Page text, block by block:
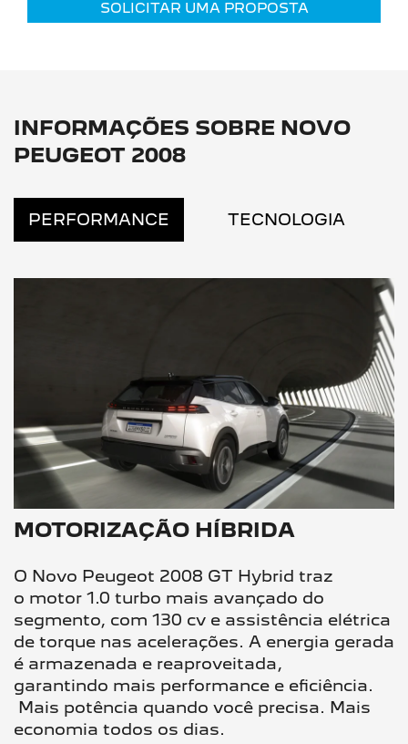
SOLICITAR UMA PROPOSTA
INFORMAÇÕES SOBRE NOVO
PEUGEOT 2008
PERFORMANCE TECNOLOGIA
MOTORIZAÇÃO HÍBRIDA
O Novo Peugeot 2008 GT Hybrid traz
o motor 1.0 turbo mais avançado do
segmento, com 130 cv e assistência elétrica
de torque nas acelerações. A energia gerada
é armazenada e reaproveitada,
garantindo mais performance e eficiência.​
Mais potência quando você precisa. Mais
economia todos os dias.